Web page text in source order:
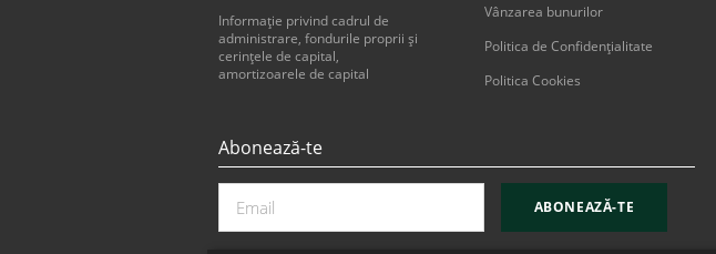
Informație privind cadrul de
administrare, fondurile proprii și
cerințele de capital,
amortizoarele de capital
Vânzarea bunurilor
Politica de Confidențialitate
Politica Cookies
Abonează-te
ABONEAZĂ-TE